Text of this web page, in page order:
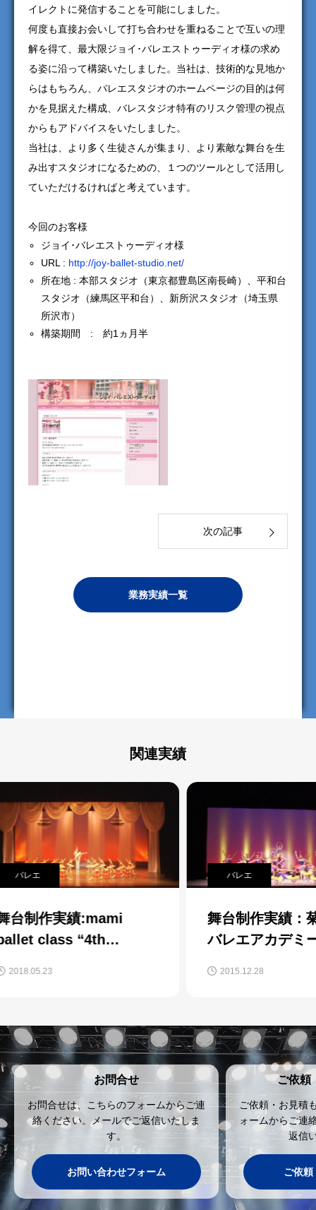
イレクトに発信することを可能にしました。
何度も直接お会いして打ち合わせを重ねることで互いの理
解を得て、最大限ジョイ･バレエストゥーディオ様の求め
る姿に沿って構築いたしました。当社は、技術的な見地か
らはもちろん、バレエスタジオのホームページの目的は何
かを見据えた構成、バレスタジオ特有のリスク管理の視点
からもアドバイスをいたしました。
当社は、より多く生徒さんが集まり、より素敵な舞台を生
み出すスタジオになるための、１つのツールとして活用し
ていただけるければと考えています。
今回のお客様
ジョイ･バレエストゥーディオ様
URL : http://joy-ballet-studio.net/
所在地 : 本部スタジオ（東京都豊島区南長崎）、平和台
スタジオ（練馬区平和台）、新所沢スタジオ（埼玉県
所沢市）
構築期間 : 約1ヵ月半
次の記事
業務実績一覧
関連実績
バレエ
舞台制作実績：菊地美樹
バレエアカデミー
舞
お問合せ
お問合せは、こちらのフォームからご連
絡ください。メールでご返信いたしま
す。
お問い合わせフォーム
ご依頼
ご依頼・お見積
ォームからご連
返信
ご依頼